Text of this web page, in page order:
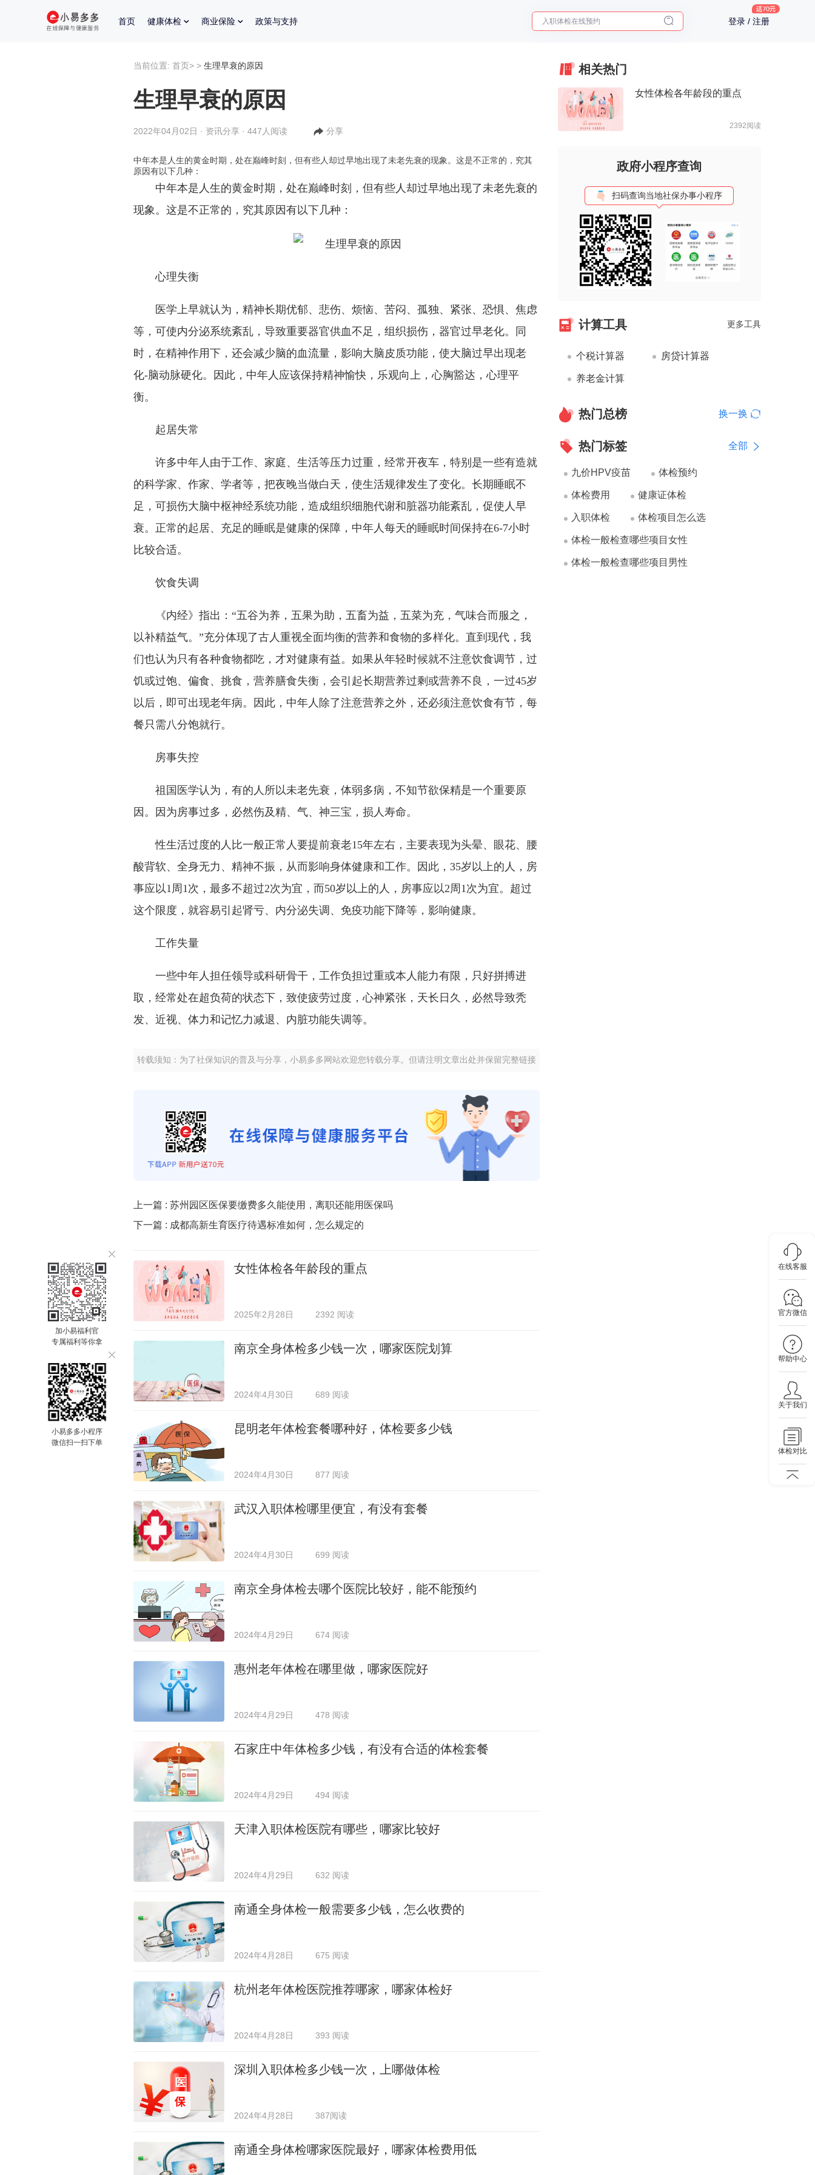
首页 健康体检 商业保险 政策与支持
入职体检在线预约
登录 / 注册
在线客服
官方微信
帮助中心
关于我们
体检对比
加小易福利官
专属福利等你拿
小易多多小程序
微信扫一扫下单
当前位置: 首页> > 生理早衰的原因
生理早衰的原因
2022年04月02日 · 资讯分享 · 447人阅读 分享
中年本是人生的黄金时期，处在巅峰时刻，但有些人却过早地出现了未老先衰的现象。这是不正常的，究其
原因有以下几种：
中年本是人生的黄金时期，处在巅峰时刻，但有些人却过早地出现了未老先衰的
现象。这是不正常的，究其原因有以下几种：
心理失衡
医学上早就认为，精神长期优郁、悲伤、烦恼、苦闷、孤独、紧张、恐惧、焦虑
等，可使内分泌系统紊乱，导致重要器官供血不足，组织损伤，器官过早老化。同
时，在精神作用下，还会减少脑的血流量，影响大脑皮质功能，使大脑过早出现老
化-脑动脉硬化。因此，中年人应该保持精神愉快，乐观向上，心胸豁达，心理平
衡。
起居失常
许多中年人由于工作、家庭、生活等压力过重，经常开夜车，特别是一些有造就
的科学家、作家、学者等，把夜晚当做白天，使生活规律发生了变化。长期睡眠不
足，可损伤大脑中枢神经系统功能，造成组织细胞代谢和脏器功能紊乱，促使人早
衰。正常的起居、充足的睡眠是健康的保障，中年人每天的睡眠时间保持在6-7小时
比较合适。
饮食失调
《内经》指出： “五谷为养，五果为助，五畜为益，五菜为充，气味合而服之，
以补精益气。 ”充分体现了古人重视全面均衡的营养和食物的多样化。直到现代，我
们也认为只有各种食物都吃，才对健康有益。如果从年轻时候就不注意饮食调节，过
饥或过饱、偏食、挑食，营养膳食失衡，会引起长期营养过剩或营养不良，一过45岁
以后，即可出现老年病。因此，中年人除了注意营养之外，还必须注意饮食有节，每
餐只需八分饱就行。
房事失控
祖国医学认为，有的人所以未老先衰，体弱多病，不知节欲保精是一个重要原
因。因为房事过多，必然伤及精、气、神三宝，损人寿命。
性生活过度的人比一般正常人要提前衰老15年左右，主要表现为头晕、眼花、腰
酸背软、全身无力、精神不振，从而影响身体健康和工作。因此， 35岁以上的人，房
事应以1周 1次，最多不超过2次为宜，而50岁以上的人，房事应以2周 1次为宜。超过
这个限度，就容易引起肾亏、内分泌失调、免疫功能下降等，影响健康。
工作失量
一些中年人担任领导或科研骨干，工作负担过重或本人能力有限，只好拼搏进
取，经常处在超负荷的状态下，致使疲劳过度，心神紧张，天长日久，必然导致秃
发、近视、体力和记忆力减退、内脏功能失调等。
转载须知：为了社保知识的普及与分享，小易多多网站欢迎您转载分享。但请注明文章出处并保留完整链接
上一篇 : 苏州园区医保要缴费多久能使用，离职还能用医保吗
下一篇 : 成都高新生育医疗待遇标准如何，怎么规定的
女性体检各年龄段的重点
2025年2月28日 2392 阅读
南京全身体检多少钱一次，哪家医院划算
2024年4月30日 689 阅读
昆明老年体检套餐哪种好，体检要多少钱
2024年4月30日 877 阅读
武汉入职体检哪里便宜，有没有套餐
2024年4月30日 699 阅读
南京全身体检去哪个医院比较好，能不能预约
2024年4月29日 674 阅读
惠州老年体检在哪里做，哪家医院好
2024年4月29日 478 阅读
石家庄中年体检多少钱，有没有合适的体检套餐
2024年4月29日 494 阅读
天津入职体检医院有哪些，哪家比较好
2024年4月29日 632 阅读
南通全身体检一般需要多少钱，怎么收费的
2024年4月28日 675 阅读
杭州老年体检医院推荐哪家，哪家体检好
2024年4月28日 393 阅读
深圳入职体检多少钱一次，上哪做体检
2024年4月28日 387阅读
南通全身体检哪家医院最好，哪家体检费用低
相关热门
女性体检各年龄段的重点
2392阅读
政府小程序查询
扫码查询当地社保办事小程序
计算工具 更多工具
个税计算器 房贷计算器
养老金计算
热门总榜 换一换
热门标签 全部
九价HPV疫苗 体检预约
体检费用 健康证体检
入职体检 体检项目怎么选
体检一般检查哪些项目女性
体检一般检查哪些项目男性